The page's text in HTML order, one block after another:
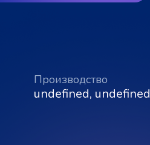
Производство
undefined, undefined